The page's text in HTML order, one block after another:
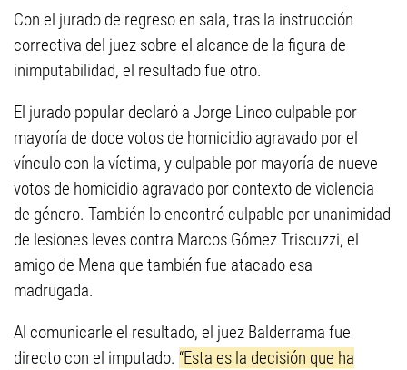
Con el jurado de regreso en sala, tras la instrucción
correctiva del juez sobre el alcance de la figura de
inimputabilidad, el resultado fue otro.
El jurado popular declaró a Jorge Linco culpable por
mayoría de doce votos de homicidio agravado por el
vínculo con la víctima, y culpable por mayoría de nueve
votos de homicidio agravado por contexto de violencia
de género. También lo encontró culpable por unanimidad
de lesiones leves contra Marcos Gómez Triscuzzi, el
amigo de Mena que también fue atacado esa
madrugada.
Al comunicarle el resultado, el juez Balderrama fue
directo con el imputado. “Esta es la decisión que ha